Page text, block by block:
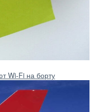
Wi-Fi на борту